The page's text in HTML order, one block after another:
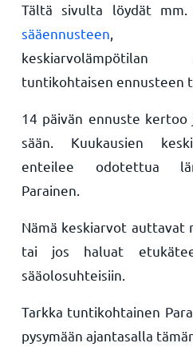
Tältä sivulta löydät mm.
sääennusteen ,
tuntikohtaisen ennusteen
14 päivän ennuste
sään. Kuukausien
enteilee odotettua
Parainen.
Nämä keskiarvot auttavat
tai jos haluat
sääolosuhteisiin.
Tarkka tuntikohtainen
pysymään ajantasalla